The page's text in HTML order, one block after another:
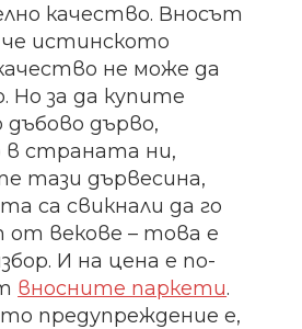
качество. Вносът
че истинското
не може да
Но за да купите
дърво,
в страната ни,
тази дървесина,
са свикнали да го
векове – това е
И на цена е по-
вносните паркети.
предупреждение е,